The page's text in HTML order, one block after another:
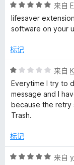
评
分
5
5
来自
lifesaver
software on your
标记
评
分
1
/
5
来自
Everytime I try to
message and I
because the retry
Trash.
标记
评
来自